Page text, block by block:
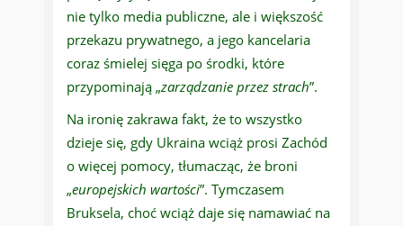
nie tylko media publiczne, ale i większość
przekazu prywatnego, a jego kancelaria
coraz śmielej sięga po środki, które
przypominają „zarządzanie przez strach”.
Na ironię zakrawa fakt, że to wszystko
dzieje się, gdy Ukraina wciąż prosi Zachód
o więcej pomocy, tłumacząc, że broni
„europejskich wartości”. Tymczasem
Bruksela, choć wciąż daje się namawiać na